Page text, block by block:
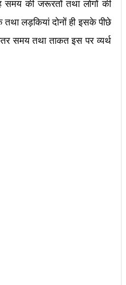
की जरूरतों तथा लोगों की
लड़कियां दोनों ही इसके पीछे
समय तथा ताकत इस पर व्यर्थ